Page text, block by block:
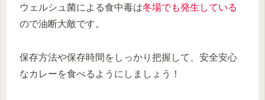
ウェルシュ菌による食中毒は冬場でも発生している
ので油断大敵です。
保存方法や保存時間をしっかり把握して、安全安心
なカレーを食べるようにしましょう！